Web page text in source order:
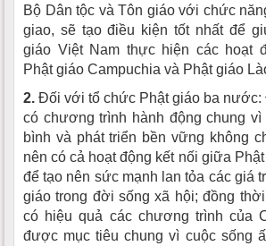
Bộ Dân tộc và Tôn giáo với chức
giao, sẽ tạo điều kiện tốt nhất để
giáo Việt Nam thực hiện các hoạt
Phật giáo Campuchia và Phật giáo
2. Đối với tổ chức Phật giáo ba nước:
có chương trình hành động chung
bình và phát triển bền vững không
nên có cả hoạt động kết nối giữa
để tạo nên sức mạnh lan tỏa các giá
giáo trong đời sống xã hội; đồng
có hiệu quả các chương trình của
được mục tiêu chung vì cuộc sống